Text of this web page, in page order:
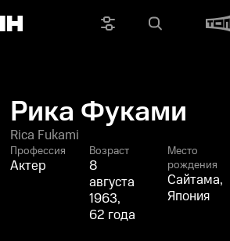
Рика Фуками
Rica Fukami
Профессия
Актер
Возраст
8
августа
1963,
62 года
Место
рождения
Сайтама,
Япония